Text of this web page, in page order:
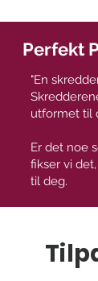
Perfekt
"En
utformet til
Er det noe
fikser vi
til deg.